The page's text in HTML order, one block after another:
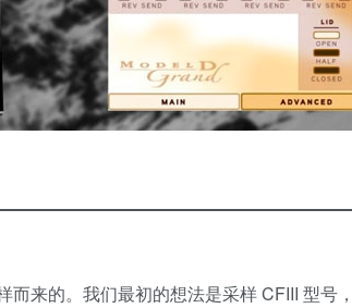
而来的。我们最初的想法是采样 CFIII 型号